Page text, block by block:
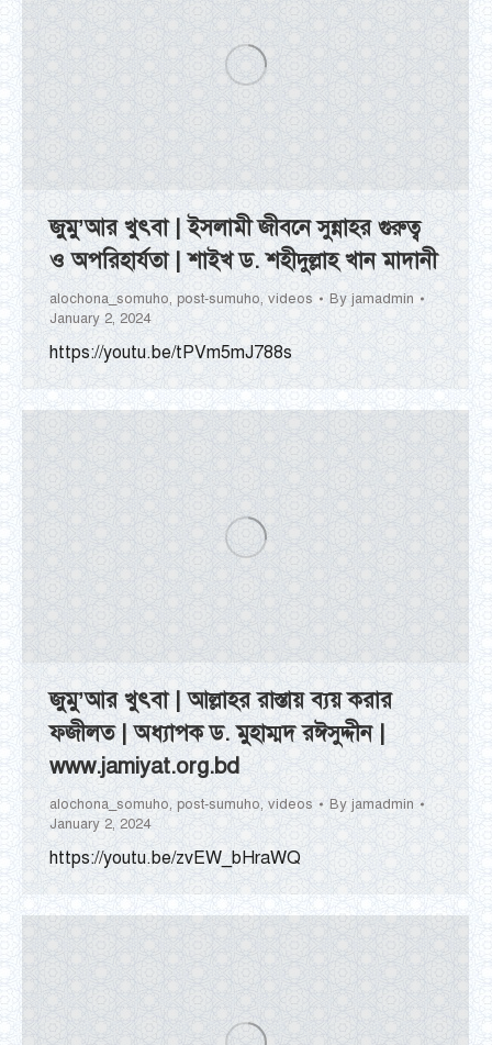
জুমু’আর খুৎবা | ইসলামী জীবনে সুন্নাহর গুরুত্ব
ও অপরিহার্যতা | শাইখ ড. শহীদুল্লাহ খান মাদানী
alochona_somuho, post-sumuho,videos By jamadmin
January 2, 2024
https://youtu.be/tPVm5mJ788s
জুমু’আর খুৎবা | আল্লাহর রাস্তায় ব্যয় করার
ফজীলত | অধ্যাপক ড. মুহাম্মদ রঈসুদ্দীন |
www.jamiyat.org.bd
alochona_somuho, post-sumuho, videos By jamadmin
January 2, 2024
https://youtu.be/zvEW_bHraWQ